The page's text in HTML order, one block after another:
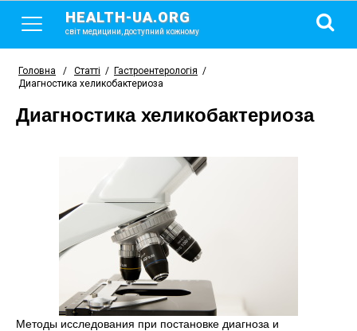
HEALTH-UA.ORG
світ медицини, доступний кожному
Головна / Статті / Гастроентерологія /
Диагностика хеликобактериоза
Диагностика хеликобактериоза
Методы исследования при постановке диагноза и